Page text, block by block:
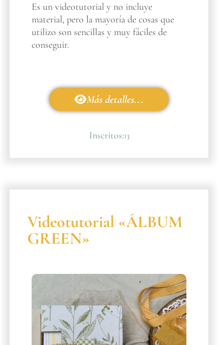
Es un videotutorial y no incluye
material, pero la mayoría de cosas que
utilizo son sencillas y muy fáciles de
conseguir.
Más detalles...
Inscritos:13
Videotutorial «ÁLBUM
GREEN»